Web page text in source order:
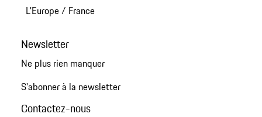
L'Europe/ France
Newsletter
Ne plus rien manquer
S'abonner à la newsletter
Contactez-nous